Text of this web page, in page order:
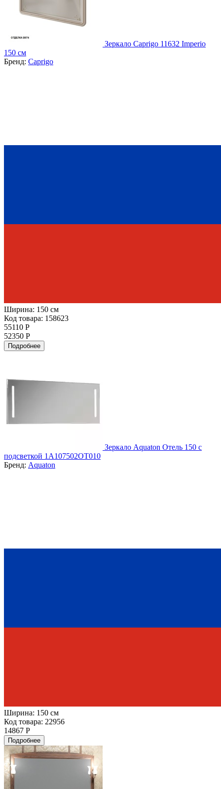
Зеркало Caprigo 11632 Imperio
150 см
Бренд: Caprigo
Ширина: 150 см
Код товара: 158623
55110 Р
52350 Р
Подробнее
Зеркало Aquaton Отель 150 с
подсветкой 1A107502OT010
Бренд: Aquaton
Ширина: 150 см
Код товара: 22956
14867 Р
Подробнее